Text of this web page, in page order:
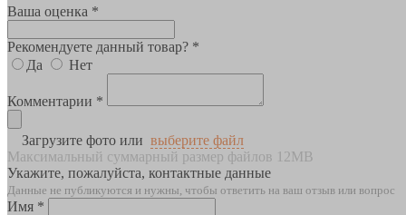
Ваша оценка *
Рекомендуете данный товар? *
Да
Нет
Комментарии *
Загрузите фото или выберите файл
Максимальный суммарный размер файлов 12MB
Укажите, пожалуйста, контактные данные
Данные не публикуются и нужны, чтобы ответить на ваш отзыв или вопрос
Имя *